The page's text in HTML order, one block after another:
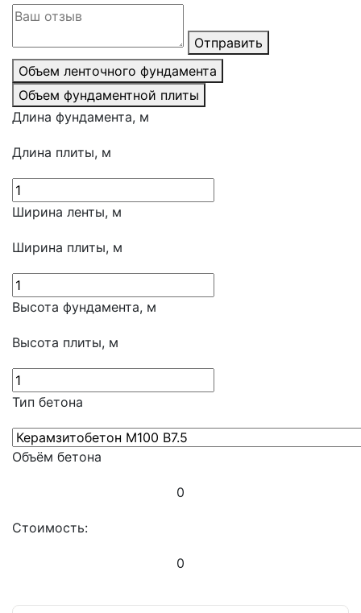
Отправить
Объем ленточного фундамента
Объем фундаментной плиты
Длина фундамента, м
Длина плиты, м
Ширина ленты, м
Ширина плиты, м
Высота фундамента, м
Высота плиты, м
Тип бетона
Объём бетона
0
Стоимость:
0